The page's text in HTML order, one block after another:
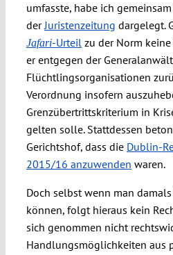
umfasste, habe ich
der Juristenzeitung dargelegt.
Jafari-Urteil zu der Norm
er entgegen der
Flüchtlingsorganisationen
Verordnung insofern
Grenzübertrittskriterium in
gelten solle. Stattdessen
Gerichtshof, dass die Dublin-
2015/16 anzuwenden waren.
Doch selbst wenn man
können, folgt hieraus kein
sich genommen nicht
Handlungsmöglichkeiten aus